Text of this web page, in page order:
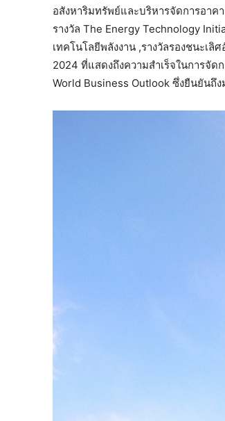
อสังหาริมทรัพย์และบริหารจัดการอาค
รางวัล The Energy Technology
เทคโนโลยีพลังงาน ,รางวัลรองชนะเ
2024 ที่แสดงถึงความสำเร็จในการจั
World Business Outlook ซึ่งยืนยันถึ